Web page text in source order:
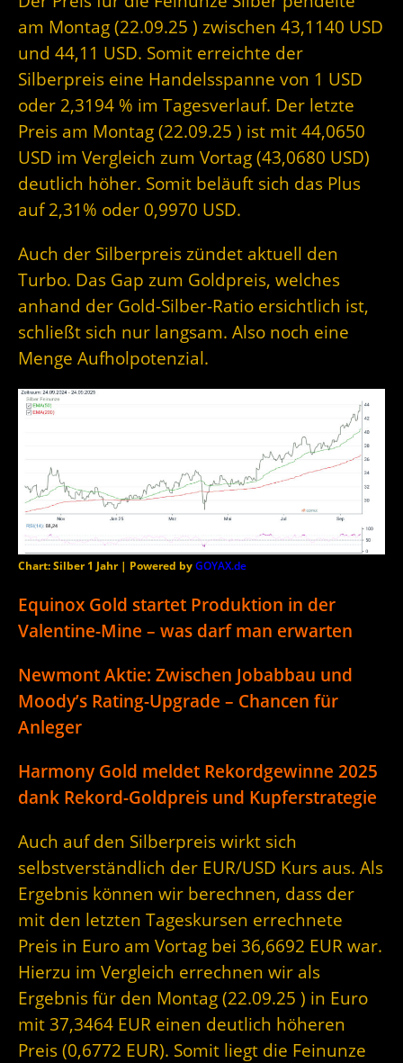
am Montag (22.09.25 ) zwischen 43,1140 USD
und 44,11 USD. Somit erreichte der
Silberpreis eine Handelsspanne von 1 USD
oder 2,3194 % im Tagesverlauf. Der letzte
Preis am Montag (22.09.25 ) ist mit 44,0650
USD im Vergleich zum Vortag (43,0680 USD)
deutlich höher. Somit beläuft sich das Plus
auf 2,31% oder 0,9970 USD.
Auch der Silberpreis zündet aktuell den
Turbo. Das Gap zum Goldpreis, welches
anhand der Gold-Silber-Ratio ersichtlich ist,
schließt sich nur langsam. Also noch eine
Menge Aufholpotenzial.
Chart: Silber 1 Jahr | Powered byGOYAX.de
Equinox Gold startet Produktion in der
Valentine-Mine – was darf man erwarten
Newmont Aktie: Zwischen Jobabbau und
Moody’s Rating-Upgrade – Chancen für
Anleger
Harmony Gold meldet Rekordgewinne 2025
dank Rekord-Goldpreis und Kupferstrategie
Auch auf den Silberpreis wirkt sich
selbstverständlich der EUR/USD Kurs aus. Als
Ergebnis können wir berechnen, dass der
mit den letzten Tageskursen errechnete
Preis in Euro am Vortag bei 36,6692 EUR war.
Hierzu im Vergleich errechnen wir als
Ergebnis für den Montag (22.09.25 ) in Euro
mit 37,3464 EUR einen deutlich höheren
Preis (0,6772 EUR). Somit liegt die Feinunze